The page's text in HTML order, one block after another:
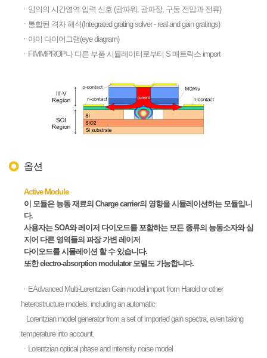
ㆍ임의의 시간영역 입력 신호 (광파워, 광파장, 구동 전압과 전류)
ㆍ통합된 격자 해석(Integrated grating solver - real and gain gratings)
ㆍ아이 다이어그램(eye diagram)
ㆍFIMMPROP나 다른 부품 시뮬레이터로부터 S 매트릭스 import
옵션
Active Module
이 모듈은 능동 재료의 Charge carrier의 영향을 시뮬레이션하는 모듈입니
다.
사용자는 SOA와 레이저 다이오드를 포함하는 모든 종류의 능동소자와 심
지어 다른 영역들의 파장 가변 레이저
다이오드를 시뮬레이션 할 수 있습니다.
또한 electro-absorption modulator 모델도 가능합니다.
ㆍEAdvanced Multi-Lorentzian Gain model import from Harold or other
heterostructure models, including an automatic
Lorentzian model generator from a set of imported gain spectra, even taking
temperature into account.
ㆍLorentzian optical phase and intensity noise model